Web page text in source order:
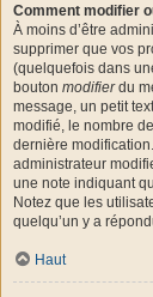
Comment modifier
À moins d’être
supprimer que vos
(quelquefois dans
bouton modifierdu
message, un petit
modifié, le nombre
dernière
administrateur
une note indiquant
Notez que les
quelqu’un y a
Haut